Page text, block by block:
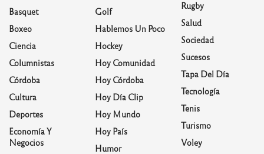
Basquet
Boxeo
Ciencia
Columnistas
Córdoba
Cultura
Deportes
Economía Y
Negocios
Golf
Hablemos Un Poco
Hockey
Hoy Comunidad
Hoy Córdoba
Hoy Día Clip
Hoy Mundo
Hoy País
Humor
Rugby
Salud
Sociedad
Sucesos
Tapa Del Día
Tecnología
Tenis
Turismo
Voley